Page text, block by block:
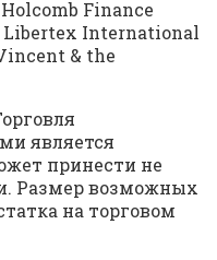
Finance
Libertex International
& the
является
принести не
Размер возможных
на торговом